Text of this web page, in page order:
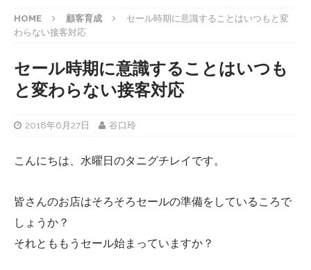
HOME 顧客育成
セール時期に意識することはいつもと変
わらない接客対応
セール時期に意識することはいつも
と変わらない接客対応
2018年6月27日 谷口玲
こんにちは、水曜日のタニグチレイです。
皆さんのお店はそろそろセールの準備をしているころで
しょうか？
それとももうセール始まっていますか？